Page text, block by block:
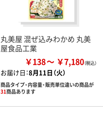
丸美屋 混ぜ込みわかめ 丸美
屋食品工業
￥138 ￥7,180
お届け日：8月11日（火）
商品タイプ・内容量・販売単位違いの商品が
31商品あります